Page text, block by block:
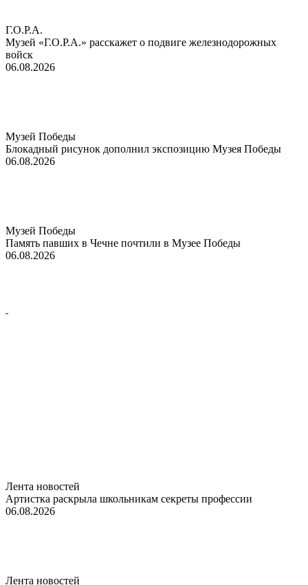
Г.О.Р.А.
Музей «Г.О.Р.А.» расскажет о подвиге железнодорожных
войск
06.08.2026
Музей Победы
Блокадный рисунок дополнил экспозицию Музея Победы
06.08.2026
Музей Победы
Память павших в Чечне почтили в Музее Победы
06.08.2026
Лента новостей
Артистка раскрыла школьникам секреты профессии
06.08.2026
Лента новостей